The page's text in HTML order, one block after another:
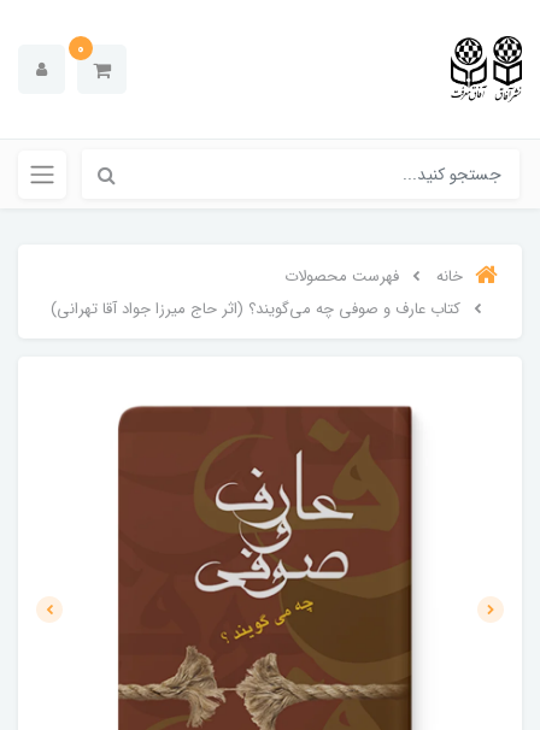
0
خانه
فهرست محصولات
کتاب عارف و صوفی چه می‌گویند؟ (اثر حاج میرزا جواد آقا تهرانی)